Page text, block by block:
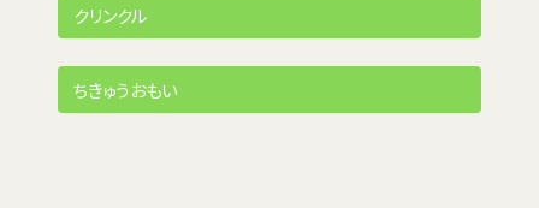
クリンクル
ちきゅうおもい